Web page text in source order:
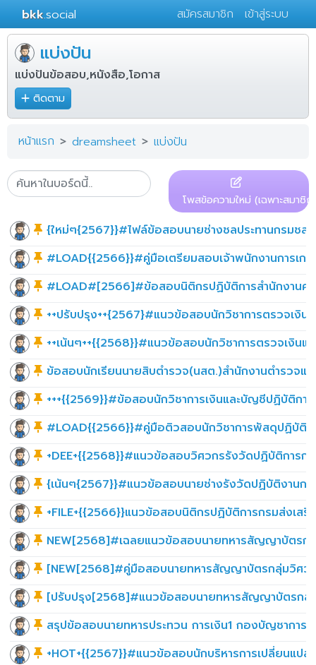
bkk.social สมัครสมาชิก เข้าสู่ระบบ
แบ่งปัน
แบ่งปันข้อสอบ,หนังสือ,โอกาส
ติดตาม
หน้าแรก dreamsheet แบ่งปัน
โพสข้อความใหม่ (เฉพาะสมาชิก)
{ใหม่ๆ{2567}}#ไฟล์ข้อสอบนายช่างชลประทานกรมชลป
#LOAD{{2566}}#คู่มือเตรียมสอบเจ้าพนักงานการเก
#LOAD#[2566]#ข้อสอบนิติกรปฏิบัติการสำนักงานศา
++ปรับปรุง++{2567}#แนวข้อสอบนักวิชาการตรวจเงิ
++เน้นๆ++{{2568}}#แนวข้อสอบนักวิชาการตรวจเงิ
ข้อสอบนักเรียนนายสิบตำรวจ(นสต.)สำนักงานตำรวจแ
+++{{2569}}#ข้อสอบนักวิชาการเงินและบัญชีปฏิบัติกา
#LOAD{{2566}}#คู่มือติวสอบนักวิชาการพัสดุปฏิบัติก
+DEE+{{2568}}#แนวข้อสอบวิศวกรรังวัดปฏิบัติการก
{เน้นๆ{2567}}#แนวข้อสอบนายช่างรังวัดปฏิบัติงานกร
+FILE+{{2566}}แนวข้อสอบนิติกรปฏิบัติการกรมส่งเส
NEW[2568]#เฉลยแนวข้อสอบนายทหารสัญญาบัตรก
[NEW[2568]#คู่มือสอบนายทหารสัญญาบัตรกลุ่มวิศว
[ปรับปรุง[2568]#แนวข้อสอบนายทหารสัญญาบัตรกลุ่
สรุปข้อสอบนายทหารประทวน การเงิน1 กองบัญชากา
+HOT+{{2567}}#แนวข้อสอบนักบริหารการเปลี่ยนแป